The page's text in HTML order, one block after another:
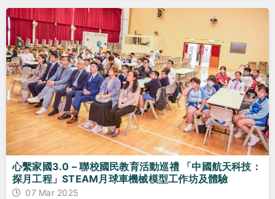
心繫家國3.0 – 聯校國民教育活動巡禮 「中國航天科技：
探月工程」STEAM月球車機械模型工作坊及體驗
07 Mar 2025